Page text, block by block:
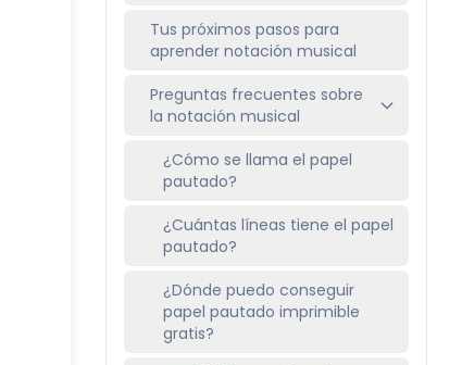
Tus próximos pasos para
aprender notación musical
Preguntas frecuentes sobre
la notación musical
¿Cómo se llama el papel
pautado?
¿Cuántas líneas tiene el papel
pautado?
¿Dónde puedo conseguir
papel pautado imprimible
gratis?